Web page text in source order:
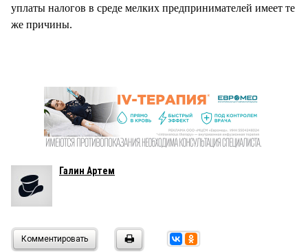
уплаты налогов в среде мелких предпринимателей имеет те
же причины.
Галин Артем
Комментировать